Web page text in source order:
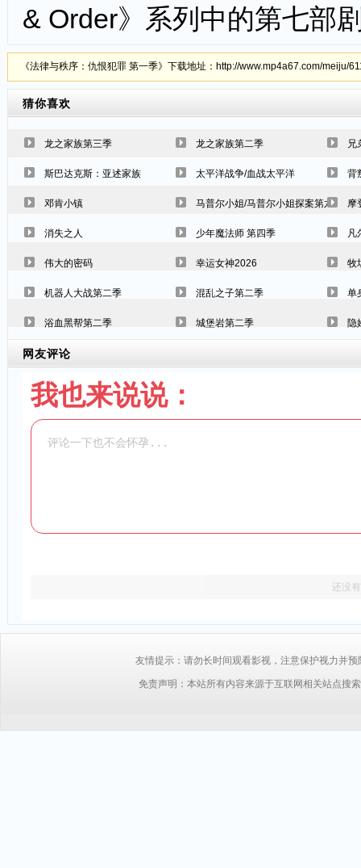
& Order》系列中的第七部
《法律与秩序：仇恨犯罪 第一季》下载地址：http://www.mp4a67.com/meiju/
猜你喜欢
龙之家族第三季 龙之家族第二季 兄
斯巴达克斯：亚述家族 太平洋战争/血战太平洋 背
邓肯小镇 马普尔小姐/马普尔小姐探案第六季 摩
消失之人 少年魔法师 第四季 凡
伟大的密码 幸运女神2026 牧
机器人大战第二季 混乱之子第二季 单
浴血黑帮第二季 城堡岩第二季 隐
网友评论
我也来说说：
还没
友情提示：请勿长时间观看影视，注意保护视力并
免责声明：本站所有内容来源于互联网相关站点搜